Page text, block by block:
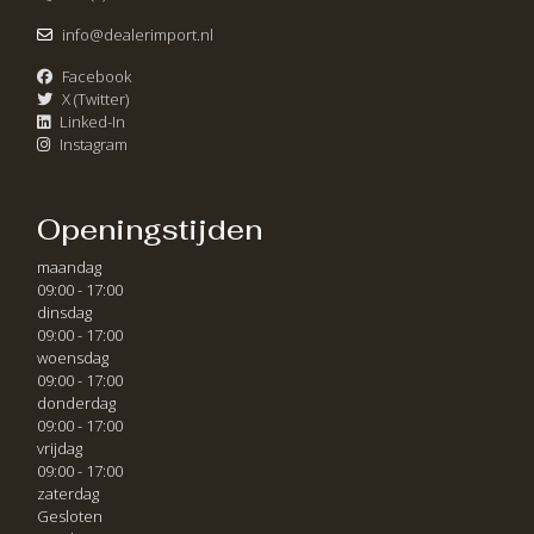
info@dealerimport.nl
Facebook
X (Twitter)
Linked-In
Instagram
Openingstijden
maandag
09:00 - 17:00
dinsdag
09:00 - 17:00
woensdag
09:00 - 17:00
donderdag
09:00 - 17:00
vrijdag
09:00 - 17:00
zaterdag
Gesloten